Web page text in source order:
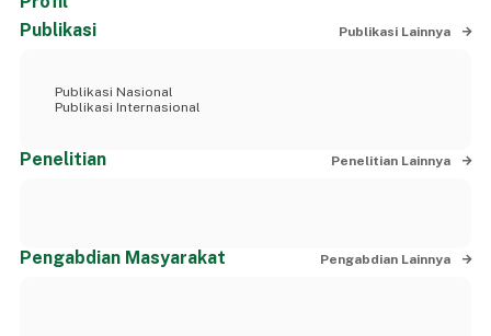
Publikasi
Publikasi Lainnya
Publikasi Nasional
Publikasi Internasional
Penelitian Penelitian Lainnya
Pengabdian Masyarakat Pengabdian Lainnya